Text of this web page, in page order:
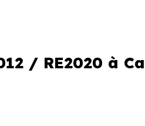
locale
/ RE2020 à